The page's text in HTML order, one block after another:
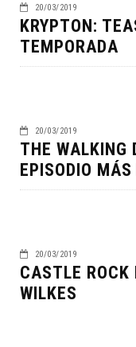
20/03/2019
KRYPTON:
TEMPORADA
20/03/2019
THE WALKING
EPISODIO
20/03/2019
CASTLE ROCK
WILKES